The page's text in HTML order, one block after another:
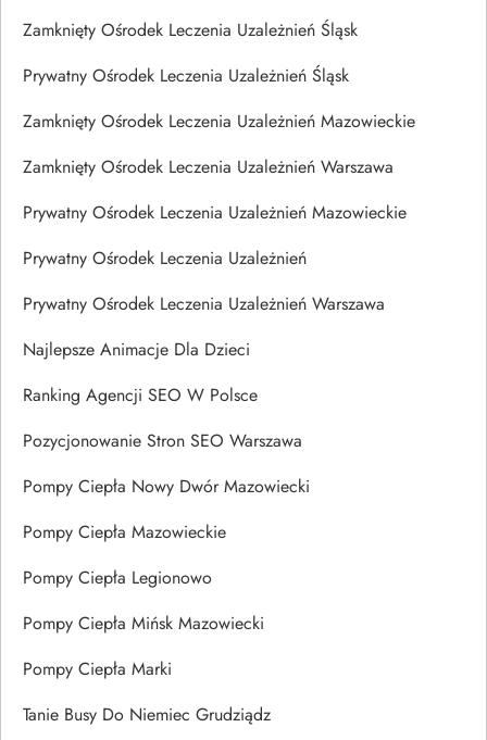
Zamknięty Ośrodek Leczenia Uzależnień Śląsk
Prywatny Ośrodek Leczenia Uzależnień Śląsk
Zamknięty Ośrodek Leczenia Uzależnień Mazowieckie
Zamknięty Ośrodek Leczenia Uzależnień Warszawa
Prywatny Ośrodek Leczenia Uzależnień Mazowieckie
Prywatny Ośrodek Leczenia Uzależnień
Prywatny Ośrodek Leczenia Uzależnień Warszawa
Najlepsze Animacje Dla Dzieci
Ranking Agencji SEO W Polsce
Pozycjonowanie Stron SEO Warszawa
Pompy Ciepła Nowy Dwór Mazowiecki
Pompy Ciepła Mazowieckie
Pompy Ciepła Legionowo
Pompy Ciepła Mińsk Mazowiecki
Pompy Ciepła Marki
Tanie Busy Do Niemiec Grudziądz